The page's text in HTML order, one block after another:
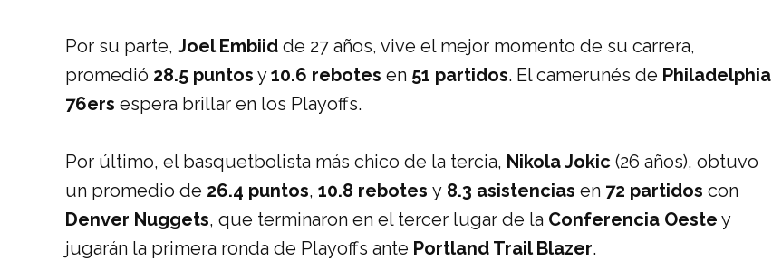
Por su parte, Joel Embiid de 27 años, vive el mejor momento de su carrera,
promedió 28.5 puntos y10.6 rebotes en 51 partidos. El camerunés de Philadelphia
76ers espera brillar en los Playoffs.
Por último, el basquetbolista más chico de la tercia, Nikola Jokic (26 años), obtuvo
un promedio de 26.4 puntos, 10.8 rebotes y 8.3 asistencias en 72 partidos con
Denver Nuggets, que terminaron en el tercer lugar de la Conferencia Oeste y
jugarán la primera ronda de Playoffs ante Portland Trail Blazer.